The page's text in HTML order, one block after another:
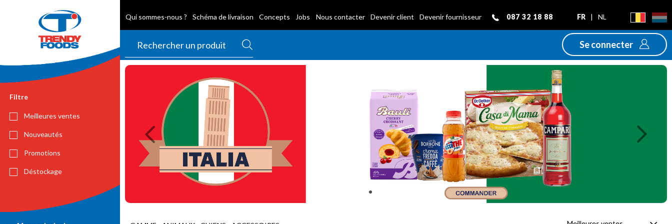
Qui sommes-nous ? Schéma de livraison Concepts Jobs Nous contacter Devenir client Devenir fournisseur 087 32 18 88 FR | NL
Se connecter
Filtre
Meilleures ventes
Nouveautés
Promotions
Déstockage